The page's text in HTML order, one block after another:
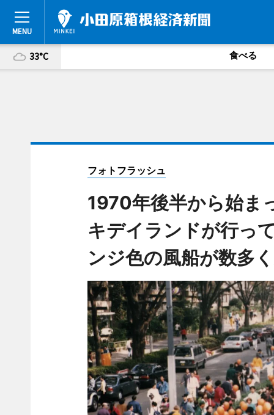
33°C 食べる
フォトフラッシュ
1970年後半から始ま
キデイランドが行っ
ンジ色の風船が数多